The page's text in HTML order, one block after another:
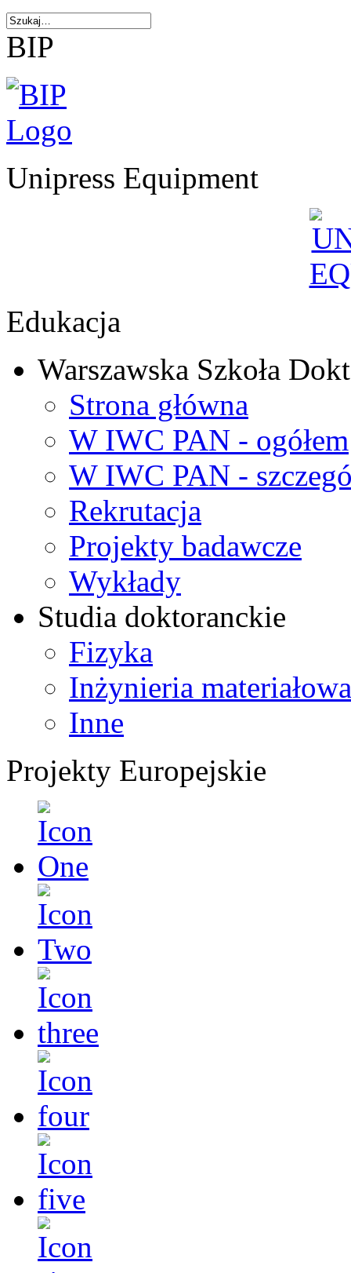
BIP
Unipress Equipment
Edukacja
Warszawska Szkoła
Strona główna
W IWC PAN - ogółem
W IWC PAN -
Rekrutacja
Projekty badawcze
Wykłady
Studia doktoranckie
Fizyka
Inżynieria materiałowa
Inne
Projekty Europejskie